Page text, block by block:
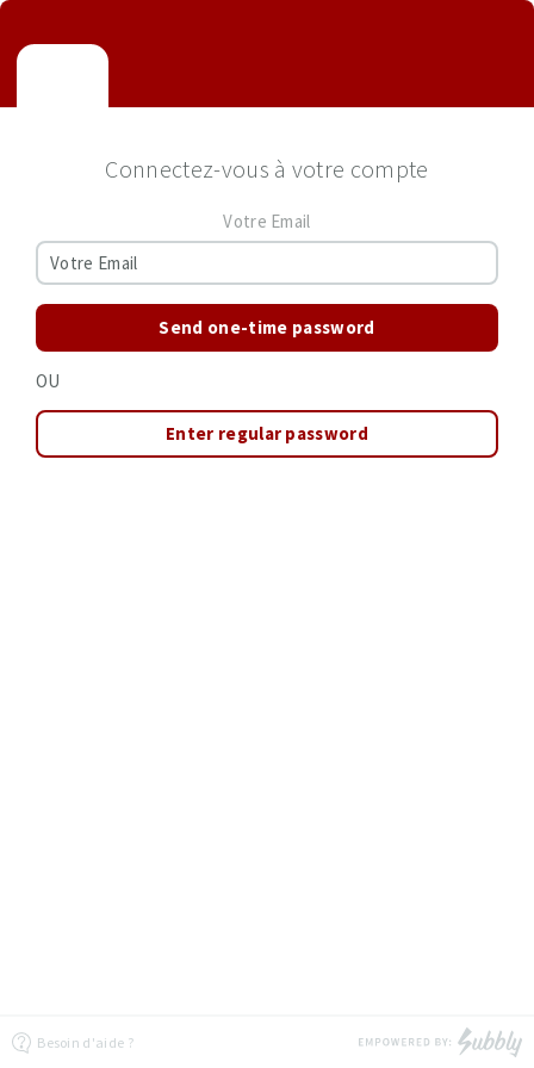
Connectez-vous à votre compte
Votre Email
Send one-time password
OU
Enter regular password
Besoin d'aide ?